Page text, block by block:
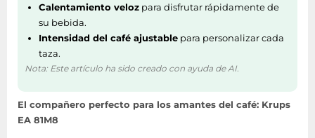
Color del producto Negro
Funciones y programas de cocina
Preparación de leche
caliente
Calentamiento veloz para disfrutar rápidamente de
su bebida.
Intensidad del café ajustable para personalizar cada
taza.
Nota: Este artículo ha sido creado con ayuda de AI.
El compañero perfecto para los amantes del café: Krups
EA 81M8